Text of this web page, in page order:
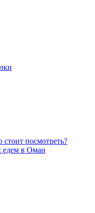
посмотреть?
едем в Оман